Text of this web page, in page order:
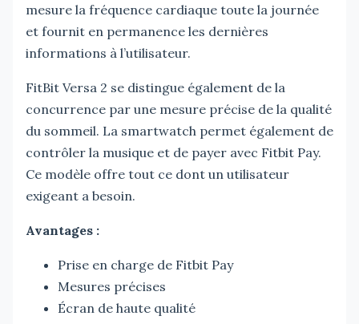
mesure la fréquence cardiaque toute la journée
et fournit en permanence les dernières
informations à l’utilisateur.
FitBit Versa 2 se distingue également de la
concurrence par une mesure précise de la qualité
du sommeil. La smartwatch permet également de
contrôler la musique et de payer avec Fitbit Pay.
Ce modèle offre tout ce dont un utilisateur
exigeant a besoin.
Avantages :
Prise en charge de Fitbit Pay
Mesures précises
Écran de haute qualité